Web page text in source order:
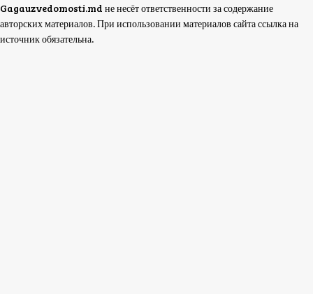
Gagauzvedomosti.md не несёт ответственности за содержание
авторских материалов. При использовании материалов сайта ссылка на
источник обязательна.